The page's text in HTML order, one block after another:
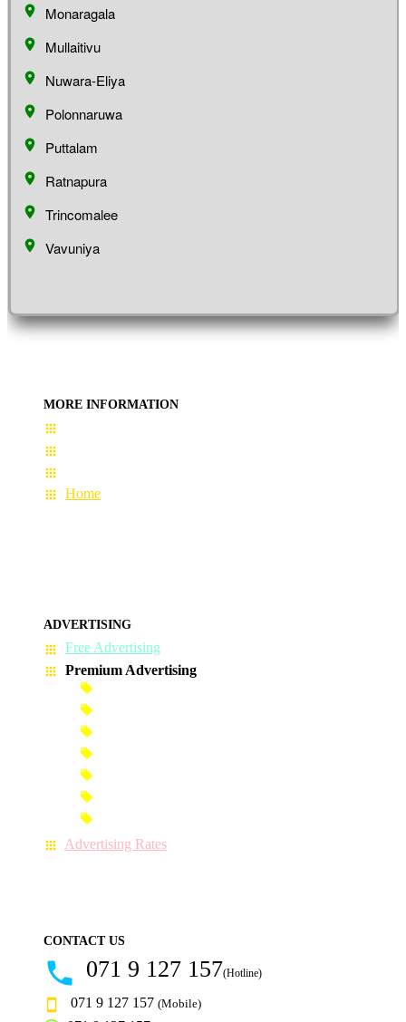
Monaragala
Mullaitivu
Nuwara-Eliya
Polonnaruwa
Puttalam
Ratnapura
Trincomalee
Vavuniya
MORE INFORMATION
Home
ADVERTISING
Free Advertising
Premium Advertising
Advertising Rates
CONTACT US
071 9 127 157(Hotline)
071 9 127 157 (Mobile)